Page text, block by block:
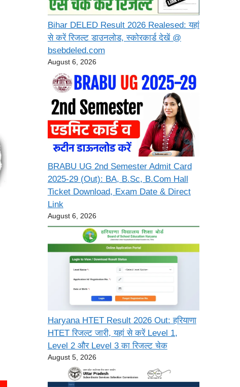
Bihar DELED Result 2026 Realesed: यहां
से करें रिजल्ट डाउनलोड, स्कोरकार्ड देखें @
bsebdeled.com
August 6, 2026
BRABU UG 2nd Semester Admit Card
2025-29 (Out): BA, B.Sc, B.Com Hall
Ticket Download, Exam Date & Direct
Link
August 6, 2026
Haryana HTET Result 2026 Out: हरियाणा
HTET रिजल्ट जारी, यहां से करें Level 1,
Level 2 और Level 3 का रिजल्ट चेक
August 5, 2026